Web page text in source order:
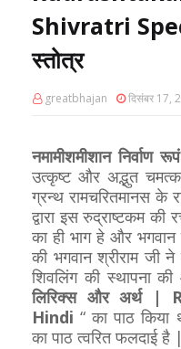
Shivratri
स्तोत्र
greatbhajan दिसंबर 17,
नमामीशमीशान निर्वाण
उत्कृष्ट और अद्भुत
ग्रन्थ रामचरितमानस के
द्वारा इस रुद्राष्टकम
का ही भाग हे और
की भगवान श्रीराम
शिवलिंग की स्थापना
लिरिक्स और अर्थ |
Hindi “ का पाठ
का पाठ त्वरित फलदाई है |